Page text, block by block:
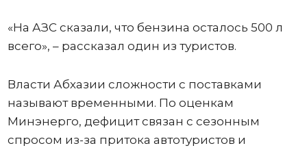
«На АЗС сказали, что бензина осталось 500 л
всего», – рассказал один из туристов.
Власти Абхазии сложности с поставками
называют временными. По оценкам
Минэнерго, дефицит связан с сезонным
спросом из-за притока автотуристов и